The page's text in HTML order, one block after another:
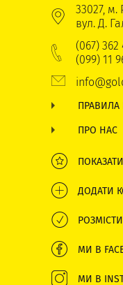
33027, м.
вул. Д.
(067) 362
(099) 11
ПРО НАС
ДОДАТИ
МИ В
МИ В